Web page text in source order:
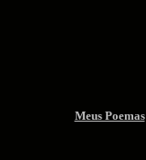
Meus Poemas